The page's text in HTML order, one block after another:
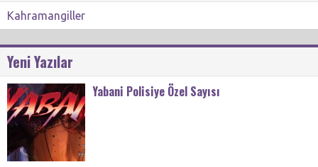
Kahramangiller
Yeni Yazılar
Yabani Polisiye Özel Sayısı